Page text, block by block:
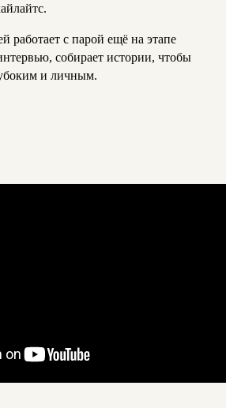
работает с парой ещё на этапе
собирает истории, чтобы
и личным.